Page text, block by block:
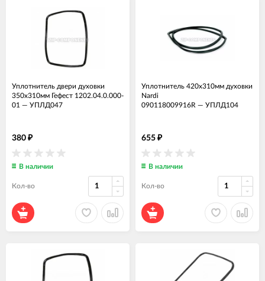
Уплотнитель двери духовки
350x310мм Гефест 1202.04.0.000-
01 — УПЛД047
380 ₽
В наличии
Кол-во
Уплотнитель 420x310мм духовки
Nardi
090118009916R — УПЛД104
655 ₽
В наличии
Кол-во